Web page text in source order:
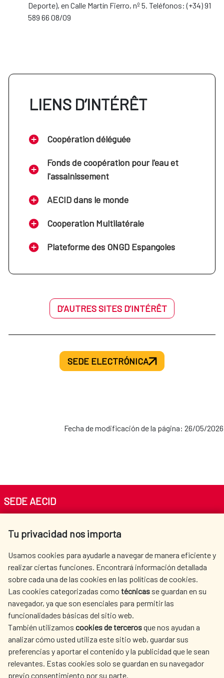
Deporte), en Calle Martín Fierro, nº 5. Teléfonos: (+34) 91
589 66 08/09
LIENS D’INTÉRÊT
Coopération déléguée
Fonds de coopération pour l'eau et
l'assainissement
AECID dans le monde
Cooperation Multilatérale
Plateforme des ONGD Espangoles
D’AUTRES SITES D’INTÉRÊT
SEDE ELECTRÓNICA
Fecha de modificación de la página: 26/05/2026
Tu privacidad nos importa
Usamos cookies para ayudarle a navegar de manera eficiente y
realizar ciertas funciones. Encontrará información detallada
sobre cada una de las cookies en las políticas de cookies.
Las cookies categorizadas como técnicas se guardan en su
navegador, ya que son esenciales para permitir las
funcionalidades básicas del sitio web.
También utilizamos cookies de tercerosque nos ayudan a
analizar cómo usted utiliza este sitio web, guardar sus
preferencias y aportar el contenido y la publicidad que le sean
relevantes. Estas cookies solo se guardan en su navegador
previo consentimiento por su parte.
SEDE AECID
Tel. +34 900 20 30 54​​​​​​​
AECID
OÙ NOUS COOPÉRONS
L'ACTION HUMANITAIRE
ESPAGNOLE
SALLE DE PRESSE
CULTURE ET SCIENCE BIBLIOTHÈQUE